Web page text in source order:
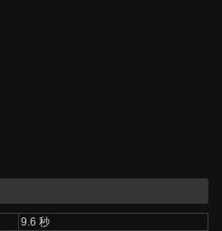
9.6 秒